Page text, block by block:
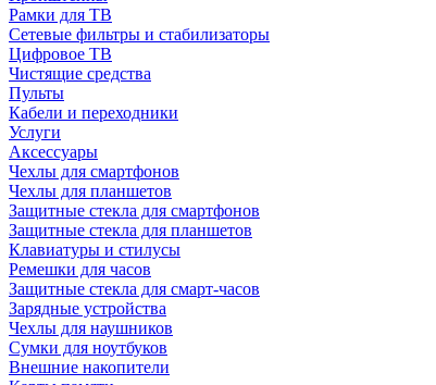
Рамки для ТВ
Сетевые фильтры и стабилизаторы
Цифровое ТВ
Чистящие средства
Пульты
Кабели и переходники
Услуги
Аксессуары
Чехлы для смартфонов
Чехлы для планшетов
Защитные стекла для смартфонов
Защитные стекла для планшетов
Клавиатуры и стилусы
Ремешки для часов
Защитные стекла для смарт-часов
Зарядные устройства
Чехлы для наушников
Сумки для ноутбуков
Внешние накопители